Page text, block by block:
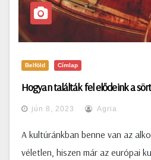
Belföld Címlap
​​Hogyan találták fel elődeink a
jún 8, 2023 Agria
A kultúránkban benne van az
véletlen, hiszen már az európai